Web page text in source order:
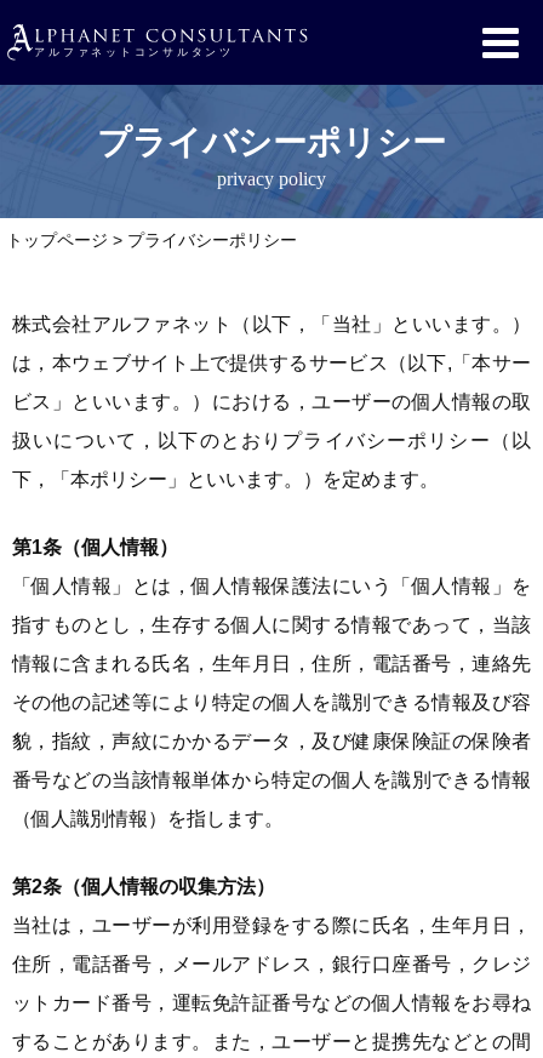
プライバシーポリシー
privacy policy
トップページ > プライバシーポリシー
株式会社アルファネット（以下，「当社」といいます。）
は，本ウェブサイト上で提供するサービス（以下,「本サー
ビス」といいます。）における，ユーザーの個人情報の取
扱いについて，以下のとおりプライバシーポリシー（以
下，「本ポリシー」といいます。）を定めます。
第1条（個人情報）
「個人情報」とは，個人情報保護法にいう「個人情報」を
指すものとし，生存する個人に関する情報であって，当該
情報に含まれる氏名，生年月日，住所，電話番号，連絡先
その他の記述等により特定の個人を識別できる情報及び容
貌，指紋，声紋にかかるデータ，及び健康保険証の保険者
番号などの当該情報単体から特定の個人を識別できる情報
（個人識別情報）を指します。
第2条（個人情報の収集方法）
当社は，ユーザーが利用登録をする際に氏名，生年月日，
住所，電話番号，メールアドレス，銀行口座番号，クレジ
ットカード番号，運転免許証番号などの個人情報をお尋ね
することがあります。また，ユーザーと提携先などとの間